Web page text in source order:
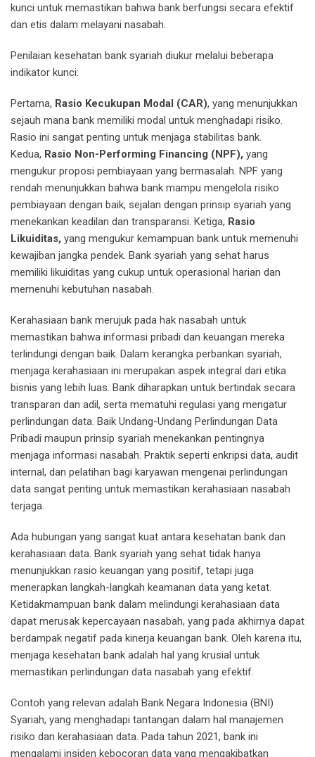
kunci untuk memastikan bahwa bank berfungsi secara efektif
dan etis dalam melayani nasabah.
Penilaian kesehatan bank syariah diukur melalui beberapa
indikator kunci:
Pertama, Rasio Kecukupan Modal (CAR), yang menunjukkan
sejauh mana bank memiliki modal untuk menghadapi risiko.
Rasio ini sangat penting untuk menjaga stabilitas bank.
Kedua, Rasio Non-Performing Financing (NPF), yang
mengukur proposi pembiayaan yang bermasalah. NPF yang
rendah menunjukkan bahwa bank mampu mengelola risiko
pembiayaan dengan baik, sejalan dengan prinsip syariah yang
menekankan keadilan dan transparansi. Ketiga, Rasio
Likuiditas, yang mengukur kemampuan bank untuk memenuhi
kewajiban jangka pendek. Bank syariah yang sehat harus
memiliki likuiditas yang cukup untuk operasional harian dan
memenuhi kebutuhan nasabah.
Kerahasiaan bank merujuk pada hak nasabah untuk
memastikan bahwa informasi pribadi dan keuangan mereka
terlindungi dengan baik. Dalam kerangka perbankan syariah,
menjaga kerahasiaan ini merupakan aspek integral dari etika
bisnis yang lebih luas. Bank diharapkan untuk bertindak secara
transparan dan adil, serta mematuhi regulasi yang mengatur
perlindungan data. Baik Undang-Undang Perlindungan Data
Pribadi maupun prinsip syariah menekankan pentingnya
menjaga informasi nasabah. Praktik seperti enkripsi data, audit
internal, dan pelatihan bagi karyawan mengenai perlindungan
data sangat penting untuk memastikan kerahasiaan nasabah
terjaga.
Ada hubungan yang sangat kuat antara kesehatan bank dan
kerahasiaan data. Bank syariah yang sehat tidak hanya
menunjukkan rasio keuangan yang positif, tetapi juga
menerapkan langkah-langkah keamanan data yang ketat.
Ketidakmampuan bank dalam melindungi kerahasiaan data
dapat merusak kepercayaan nasabah, yang pada akhirnya dapat
berdampak negatif pada kinerja keuangan bank. Oleh karena itu,
menjaga kesehatan bank adalah hal yang krusial untuk
memastikan perlindungan data nasabah yang efektif.
Contoh yang relevan adalah Bank Negara Indonesia (BNI)
Syariah, yang menghadapi tantangan dalam hal manajemen
risiko dan kerahasiaan data. Pada tahun 2021, bank ini
mengalami insiden kebocoran data yang mengakibatkan